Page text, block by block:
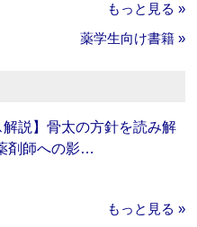
もっと見る »
薬学生向け書籍 »
解説】骨太の方針を読み解
剤師への影…
もっと見る »